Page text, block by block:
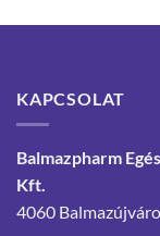
KAPCSOLAT
Balmazpharm
Kft.
4060